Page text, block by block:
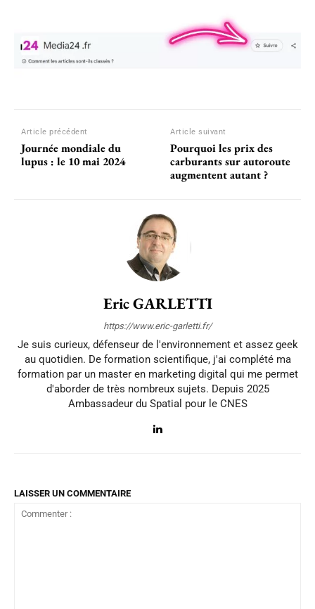
Article précédent
Journée mondiale du
lupus : le 10 mai 2024
Article suivant
Pourquoi les prix des
carburants sur autoroute
augmentent autant ?
Eric GARLETTI
https://www.eric-garletti.fr/
Je suis curieux, défenseur de l'environnement et assez geek
au quotidien. De formation scientifique, j'ai complété ma
formation par un master en marketing digital qui me permet
d'aborder de très nombreux sujets. Depuis 2025
Ambassadeur du Spatial pour le CNES
LAISSER UN COMMENTAIRE